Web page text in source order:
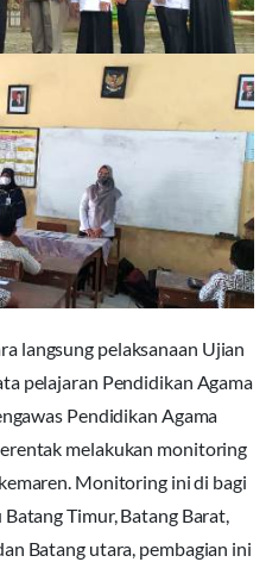
langsung pelaksanaan Ujian
pelajaran Pendidikan Agama
Pendidikan Agama
melakukan monitoring
Monitoring ini di bagi
Timur, Batang Barat,
Batang utara, pembagian ini